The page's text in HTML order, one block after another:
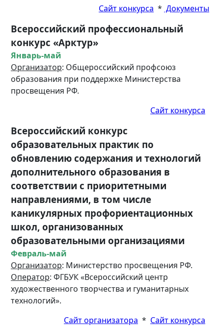
Сайт конкурса * Документы
Всероссийский профессиональный
конкурс «Арктур»
Январь-май
Организатор: Общероссийский профсоюз
образования при поддержке Министерства
просвещения РФ.
Сайт конкурса
Всероссийский конкурс
образовательных практик по
обновлению содержания и технологий
дополнительного образования в
соответствии с приоритетными
направлениями, в том числе
каникулярных профориентационных
школ, организованных
образовательными организациями
Февраль-май
Организатор: Министерство просвещения РФ.
Оператор: ФГБУК «Всероссийский центр
художественного творчества и гуманитарных
технологий».
Сайт организатора * Сайт конкурса